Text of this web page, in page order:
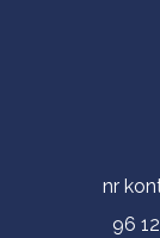
Informacje
nr
96